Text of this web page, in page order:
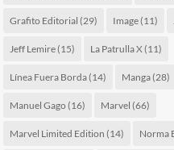
Grafito Editorial (29) Image(11)
Jeff Lemire(15) La Patrulla X(11)
Línea Fuera Borda(14) Manga(28)
Manuel Gago (16) Marvel (66)
Marvel Limited Edition (14) Norma